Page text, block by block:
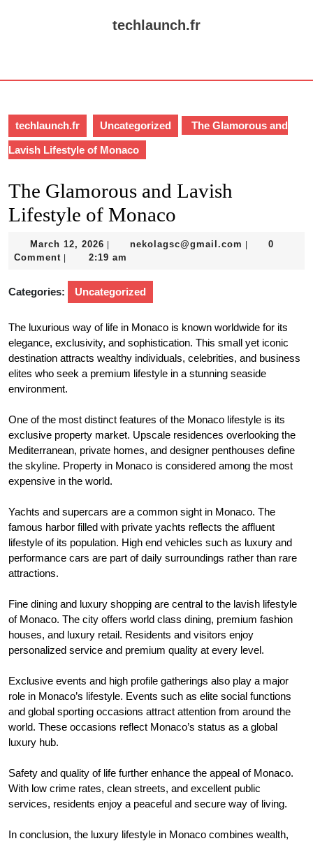
techlaunch.fr
techlaunch.fr Uncategorized The Glamorous and
Lavish Lifestyle of Monaco
The Glamorous and Lavish
Lifestyle of Monaco
March 12, 2026 March
12,
nekolagsc@gmail.com
0
Comment
2:19 am
Categories: Uncategorized
The luxurious way of life in Monaco is known worldwide for its
elegance, exclusivity, and sophistication. This small yet iconic
destination attracts wealthy individuals, celebrities, and business
elites who seek a premium lifestyle in a stunning seaside
environment.
One of the most distinct features of the Monaco lifestyle is its
exclusive property market. Upscale residences overlooking the
Mediterranean, private homes, and designer penthouses define
the skyline. Property in Monaco is considered among the most
expensive in the world.
Yachts and supercars are a common sight in Monaco. The
famous harbor filled with private yachts reflects the affluent
lifestyle of its population. High end vehicles such as luxury and
performance cars are part of daily surroundings rather than rare
attractions.
Fine dining and luxury shopping are central to the lavish lifestyle
of Monaco. The city offers world class dining, premium fashion
houses, and luxury retail. Residents and visitors enjoy
personalized service and premium quality at every level.
Exclusive events and high profile gatherings also play a major
role in Monaco’s lifestyle. Events such as elite social functions
and global sporting occasions attract attention from around the
world. These occasions reflect Monaco’s status as a global
luxury hub.
Safety and quality of life further enhance the appeal of Monaco.
With low crime rates, clean streets, and excellent public
services, residents enjoy a peaceful and secure way of living.
In conclusion, the luxury lifestyle in Monaco combines wealth,